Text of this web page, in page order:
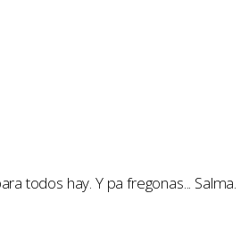
todos hay. Y pa fregonas... Salma.